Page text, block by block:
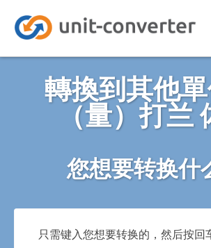
轉換到其他
（量）打兰
您想要转换什
只需键入您想要转换的，然后按回